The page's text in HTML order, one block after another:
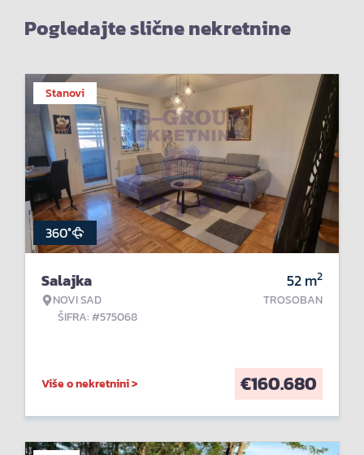
Pogledajte slične nekretnine
Stanovi
360°
Salajka
NOVI SAD
ŠIFRA: #575068
52m2
TROSOBAN
Više o nekretnini > €160.680